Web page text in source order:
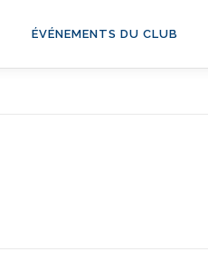
ÉVÉNEMENTS DU CLUB